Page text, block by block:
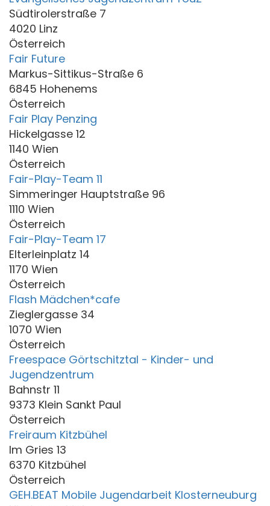
Südtirolerstraße 7
4020 Linz
Österreich
Fair Future
Markus-Sittikus-Straße 6
6845 Hohenems
Österreich
Fair Play Penzing
Hickelgasse 12
1140 Wien
Österreich
Fair-Play-Team 11
Simmeringer Hauptstraße 96
1110 Wien
Österreich
Fair-Play-Team 17
Elterleinplatz 14
1170 Wien
Österreich
Flash Mädchen*cafe
Zieglergasse 34
1070 Wien
Österreich
Freespace Görtschitztal - Kinder- und
Jugendzentrum
Bahnstr 11
9373 Klein Sankt Paul
Österreich
Freiraum Kitzbühel
Im Gries 13
6370 Kitzbühel
Österreich
GEH.BEAT Mobile Jugendarbeit Klosterneuburg